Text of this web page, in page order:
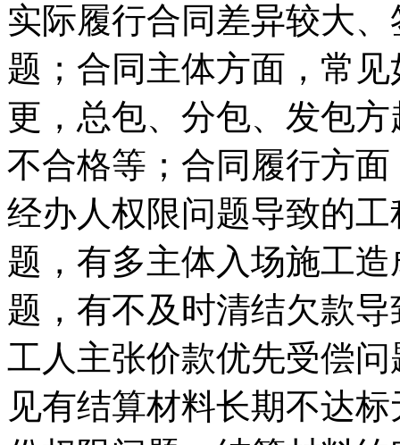
实际履行合同差异较大
题；合同主体方面，常
更，总包、分包、发包
不合格等；合同履行方
经办人权限问题导致的
题，有多主体入场施工
题，有不及时清结欠款
工人主张价款优先受偿
见有结算材料长期不达